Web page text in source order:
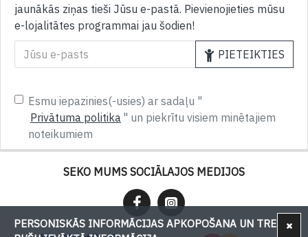
jaunākās ziņas tieši Jūsu e-pastā. Pievienojieties mūsu
e-lojalitātes programmai jau šodien!
PIETEIKTIES
Esmu iepazinies(-usies) ar sadaļu "
Privātuma politika " un piekrītu visiem minētajiem
noteikumiem
SEKO MUMS SOCIĀLAJOS MEDIJOS
PERSONISKĀS INFORMĀCIJAS APKOPOŠANA UN TREŠU